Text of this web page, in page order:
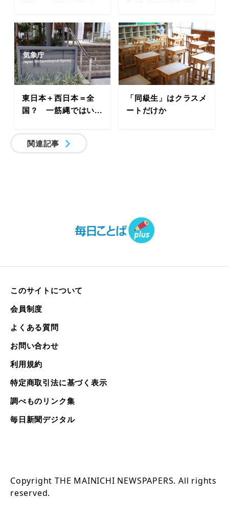
東日本＋西日本＝全
国？ 一筋縄ではい...
「同級生」はクラスメ
ートだけか
関連記事
このサイトについて
会員制度
よくある質問
お問い合わせ
利用規約
特定商取引法に基づく表示
調べものリンク集
毎日新聞デジタル
Copyright THE MAINICHI NEWSPAPERS. All rights
reserved.